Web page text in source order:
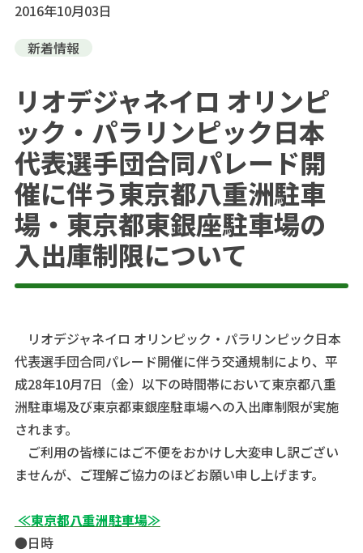
2016年10月03日
新着情報
リオデジャネイロ オリンピ
ック・パラリンピック日本
代表選手団合同パレード開
催に伴う東京都八重洲駐車
場・東京都東銀座駐車場の
入出庫制限について
リオデジャネイロ オリンピック・パラリンピック日本
代表選手団合同パレード開催に伴う交通規制により、平
成28年10月7日（金）以下の時間帯において東京都八重
洲駐車場及び東京都東銀座駐車場への入出庫制限が実施
されます。
ご利用の皆様にはご不便をおかけし大変申し訳ござい
ませんが、ご理解ご協力のほどお願い申し上げます。
≪東京都八重洲駐車場≫
●日時